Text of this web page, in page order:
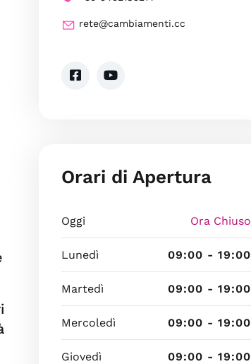
rete@cambiamenti.cc
Orari di Apertura
Oggi Ora Chiuso
Lunedì 09:00 - 19:00
Martedì 09:00 - 19:00
Mercoledì 09:00 - 19:00
Giovedì 09:00 - 19:00